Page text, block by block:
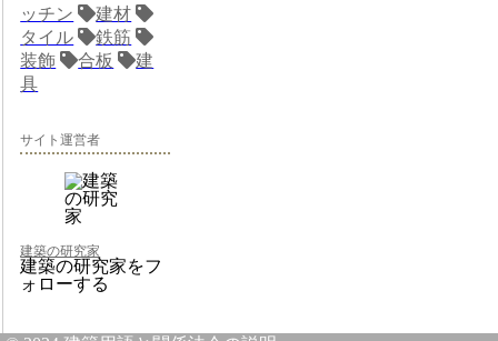
ッチン
建材
タイル
鉄筋
装飾
合板
建
具
サイト運営者
建築の研究家
建築の研究家をフ
ォローする